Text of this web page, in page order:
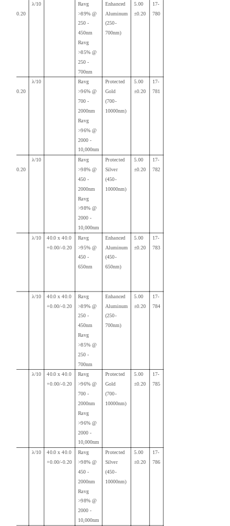
+0.00/-0.20
λ/10
Ravg
>89% @
250 -
450nm
Ravg
>85% @
250 -
700nm
Enhanced
Aluminum
(250-
700nm)
5.00
±0.20
17-
780
+0.00/-0.20
λ/10
Ravg
>96% @
700 -
2000nm
Ravg
>96% @
2000 -
10,000nm
Protected
Gold
(700-
10000nm)
5.00
±0.20
17-
781
+0.00/-0.20
λ/10
Ravg
>98% @
450 -
2000nm
Ravg
>98% @
2000 -
10,000nm
Protected
Silver
(450-
10000nm)
5.00
±0.20
17-
782
λ/10
40.0 x 40.0
+0.00/-0.20
Ravg
>95% @
450 -
650nm
Enhanced
Aluminum
(450-
650nm)
5.00
±0.20
17-
783
λ/10
40.0 x 40.0
+0.00/-0.20
Ravg
>89% @
250 -
450nm
Ravg
>85% @
250 -
700nm
Enhanced
Aluminum
(250-
700nm)
5.00
±0.20
17-
784
λ/10
40.0 x 40.0
+0.00/-0.20
Ravg
>96% @
700 -
2000nm
Ravg
>96% @
2000 -
10,000nm
Protected
Gold
(700-
10000nm)
5.00
±0.20
17-
785
λ/10 40.0 x40.0
+0.00/-0.20
Ravg
>98% @
450 -
2000nm
Ravg
>98% @
2000 -
10,000nm
Protected
Silver
(450-
10000nm)
5.00
±0.20
17-
786